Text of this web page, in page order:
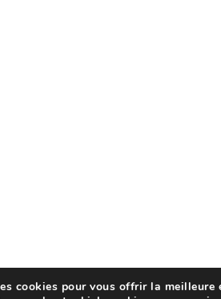
cookies pour vous offrir la meilleure